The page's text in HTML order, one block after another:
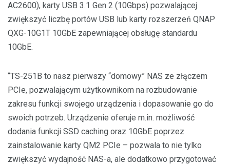
AC2600), karty USB 3.1 Gen 2 (10Gbps) pozwalającej
zwiększyć liczbę portów USB lub karty rozszerzeń QNAP
QXG-10G1T 10GbE zapewniającej obsługę standardu
10GbE.
“TS-251B to nasz pierwszy “domowy” NAS ze złączem
PCIe, pozwalającym użytkownikom na rozbudowanie
zakresu funkcji swojego urządzenia i dopasowanie go do
swoich potrzeb. Urządzenie oferuje m.in. możliwość
dodania funkcji SSD caching oraz 10GbE poprzez
zainstalowanie karty QM2 PCIe – pozwala to nie tylko
zwiększyć wydajność NAS-a, ale dodatkowo przygotować